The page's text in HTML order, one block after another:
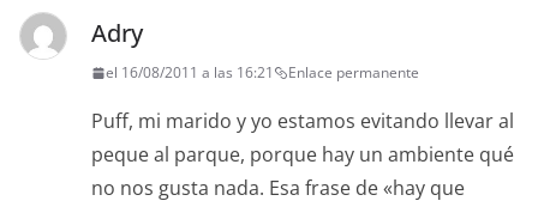
Adry
el 16/08/2011 a las 16:21 Enlace permanente
Puff, mi marido y yo estamos evitando llevar al
peque al parque, porque hay un ambiente qué
no nos gusta nada. Esa frase de «hay que